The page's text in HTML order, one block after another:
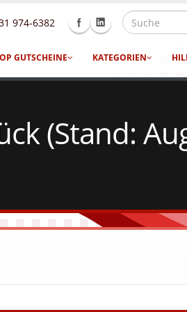
974-6382
GUTSCHEINE KATEGORIEN
(Stand: